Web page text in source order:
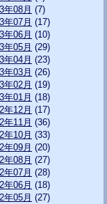
年08月 (7)
年07月 (17)
年06月 (10)
年05月 (29)
年04月 (23)
年03月 (26)
年02月 (19)
年01月 (18)
年12月 (17)
年11月 (36)
年10月 (33)
年09月 (20)
年08月 (27)
年07月 (28)
年06月 (18)
年05月 (27)